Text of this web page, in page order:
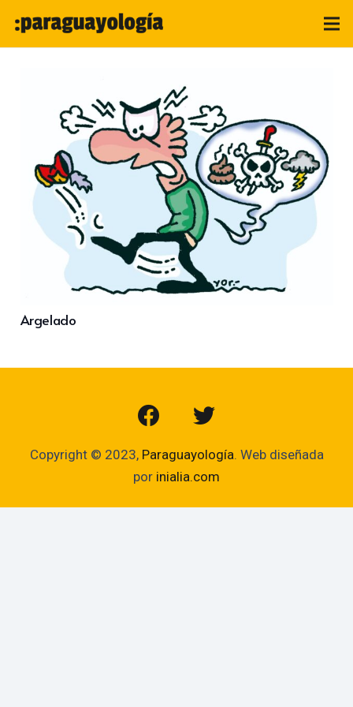
Argelado
Copyright © 2023, Paraguayología. Web diseñada
por inialia.com